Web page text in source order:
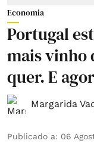
Economia
Portugal
mais vinho
quer. E
Margarida
Publicado a: 06